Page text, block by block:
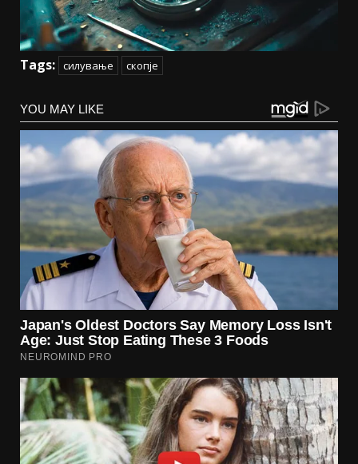
Tags: силување скопје